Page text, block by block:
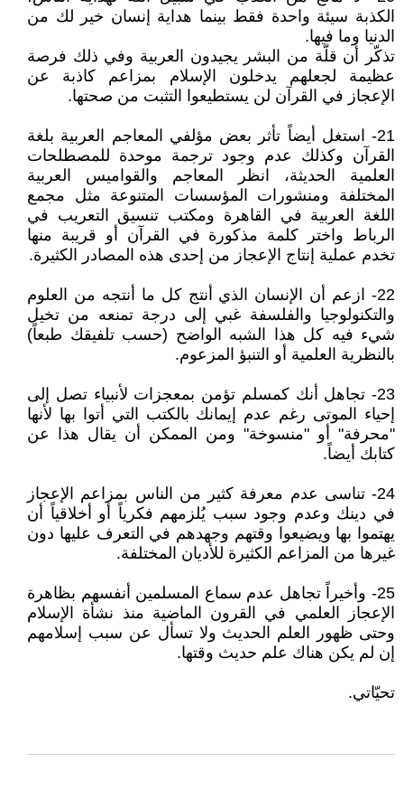
الكذبة سيئة واحدة فقط بينما هداية إنسان خير لك من
الدنيا وما فيها.
تذكّر أن قلّة من البشر يجيدون العربية وفي ذلك فرصة
عظيمة لجعلهم يدخلون الإسلام بمزاعم كاذبة عن
الإعجاز في القرآن لن يستطيعوا التثبت من صحتها.
21- استغل أيضاً تأثر بعض مؤلفي المعاجم العربية بلغة
القرآن وكذلك عدم وجود ترجمة موحدة للمصطلحات
العلمية الحديثة، انظر المعاجم والقواميس العربية
المختلفة ومنشورات المؤسسات المتنوعة مثل مجمع
اللغة العربية في القاهرة ومكتب تنسيق التعريب في
الرباط واختر كلمة مذكورة في القرآن أو قريبة منها
تخدم عملية إنتاج الإعجاز من إحدى هذه المصادر الكثيرة.
22- ازعم أن الإنسان الذي أنتج كل ما أنتجه من العلوم
والتكنولوجيا والفلسفة غبي إلى درجة تمنعه من تخيل
شيء فيه كل هذا الشبه الواضح (حسب تلفيقك طبعاً)
بالنظرية العلمية أو التنبؤ المزعوم.
23- تجاهل أنك كمسلم تؤمن بمعجزات لأنبياء تصل إلى
إحياء الموتى رغم عدم إيمانك بالكتب التي أتوا بها لأنها
"محرفة" أو "منسوخة" ومن الممكن أن يقال هذا عن
كتابك أيضاً.
24- تناسى عدم معرفة كثير من الناس بمزاعم الإعجاز
في دينك وعدم وجود سبب يُلزمهم فكرياً أو أخلاقياً أن
يهتموا بها ويضيعوا وقتهم وجهدهم في التعرف عليها دون
غيرها من المزاعم الكثيرة للأديان المختلفة.
25- وأخيراً تجاهل عدم سماع المسلمين أنفسهم بظاهرة
الإعجاز العلمي في القرون الماضية منذ نشأة الإسلام
وحتى ظهور العلم الحديث ولا تسأل عن سبب إسلامهم
إن لم يكن هناك علم حديث وقتها.
تحيّاتي.